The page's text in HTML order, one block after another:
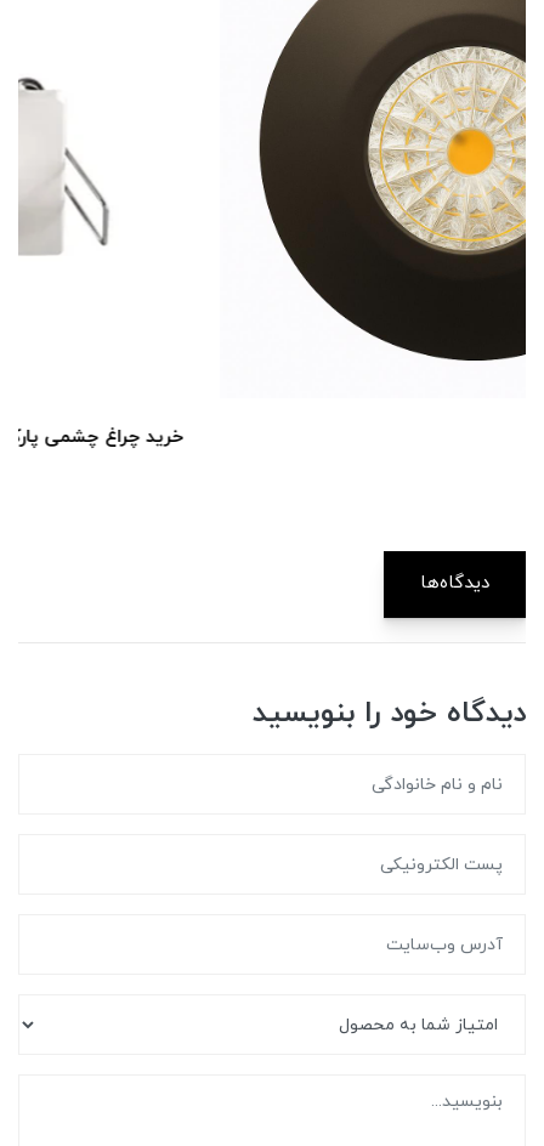
دیدگاه‌ها
دیدگاه خود را بنویسید